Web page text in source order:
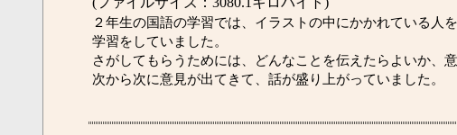
２年生の国語の学習では、イラストの中にかかれている人
学習をしていました。
さがしてもらうためには、どんなことを伝えたらよいか、
次から次に意見が出てきて、話が盛り上がっていました。